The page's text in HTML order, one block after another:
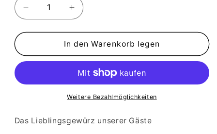
Verringere
die
Menge
Agathes
Chilli
Gewürz
Gläschen
Erhöhe
die
Menge
für
Agathes
Willi
Gewürz
im
Gläschen
In den Warenkorb legen
Weitere Bezahlmöglichkeiten
Das Lieblingsgewürz unserer Gäste